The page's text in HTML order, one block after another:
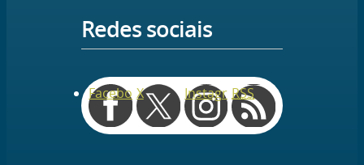
Redes sociais
Facebook
X Instagram
RSS